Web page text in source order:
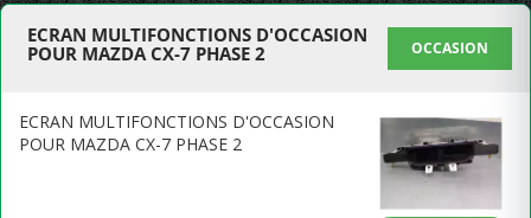
ECRAN MULTIFONCTIONS D'OCCASION
POUR MAZDA CX-7 PHASE 2
OCCASION
ECRAN MULTIFONCTIONS D'OCCASION
POUR MAZDA CX-7 PHASE 2